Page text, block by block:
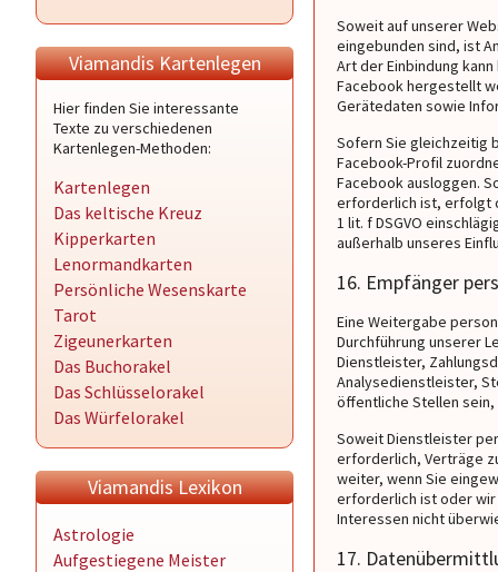
Viamandis Kartenlegen
Hier finden Sie interessante
Texte zu verschiedenen
Kartenlegen-Methoden:
Kartenlegen
Das keltische Kreuz
Kipperkarten
Lenormandkarten
Persönliche Wesenskarte
Tarot
Zigeunerkarten
Das Buchorakel
Das Schlüsselorakel
Das Würfelorakel
Viamandis Lexikon
Astrologie
Aufgestiegene Meister
Soweit auf unserer
eingebunden sind, ist
Art der Einbindung
Facebook hergestellt
Gerätedaten sowie
Sofern Sie gleichzeitig
Facebook-Profil
Facebook ausloggen.
erforderlich ist, erfolgt
1 lit. f DSGVO
außerhalb unseres
16. Empfänger
Eine Weitergabe
Durchführung unserer
Dienstleister,
Analysedienstleister,
öffentliche Stellen
Soweit Dienstleister
erforderlich, Verträge
weiter, wenn Sie
erforderlich ist oder
Interessen nicht
17.